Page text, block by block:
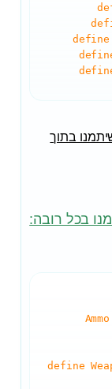
בתוך
בכל רובה: